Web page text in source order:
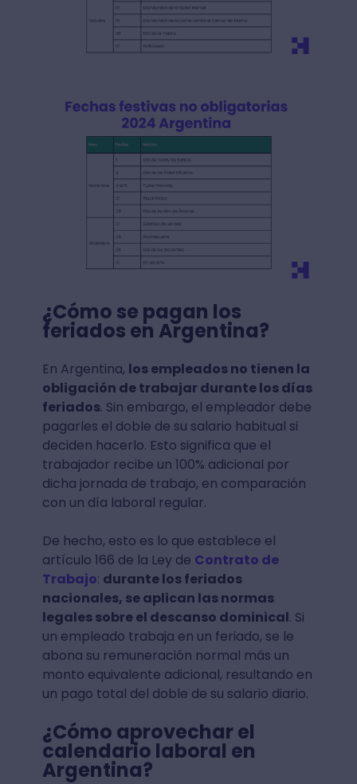
¿Cómo se pagan los
feriados en Argentina?
En Argentina, los empleados no tienen la
obligación de trabajar durante los días
feriados. Sin embargo, el empleador debe
pagarles el doble de su salario habitual si
deciden hacerlo. Esto significa que el
trabajador recibe un 100% adicional por
dicha jornada de trabajo, en comparación
con un día laboral regular.
De hecho, esto es lo que establece el
artículo 166 de la Ley de Contrato de
Trabajo: durante los feriados
nacionales, se aplican las normas
legales sobre el descanso dominical. Si
un empleado trabaja en un feriado, se le
abona su remuneración normal más un
monto equivalente adicional, resultando en
un pago total del doble de su salario diario.
¿Cómo aprovechar el
calendario laboral en
Argentina?